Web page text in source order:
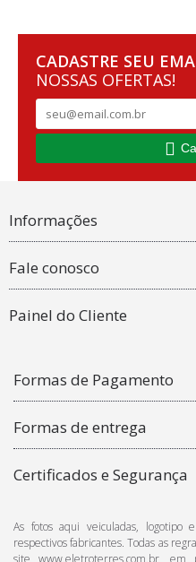
CADASTRE SEU
NOSSAS OFERTAS!
Informações
Fale conosco
Painel do Cliente
Formas de Pagamento
Formas de entrega
Certificados e Segurança
As fotos aqui veiculadas,
respectivos fabricantes. Todas as